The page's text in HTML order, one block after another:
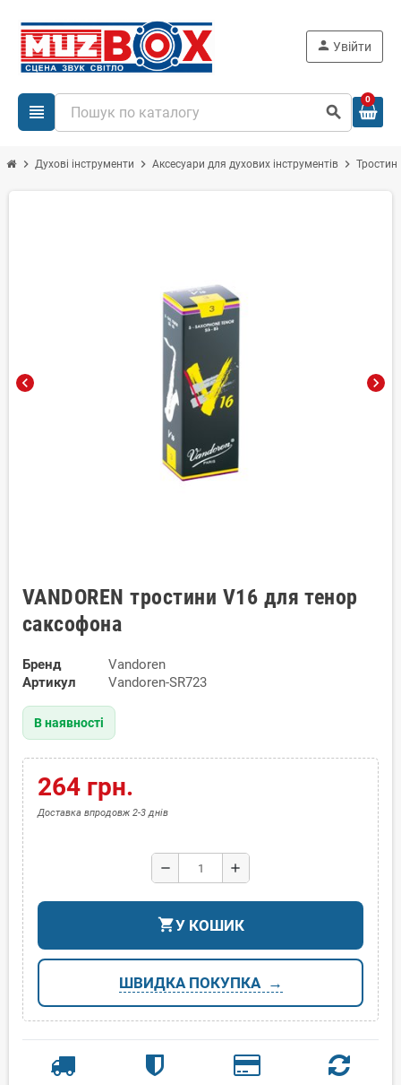
view_headline search
person Увійти
0
chevron_right Духові інструменти chevron_right Аксесуари для духових інструментів chevron_right
chevron_left chevron_right
VANDOREN тростини V16 для тенор
саксофона
Бренд
Vandoren
Артикул
Vandoren-SR723
В наявності
264 грн.
Доставка впродовж 2-3 днів
remove add
shopping_cartУ КОШИК
ШВИДКА ПОКУПКА